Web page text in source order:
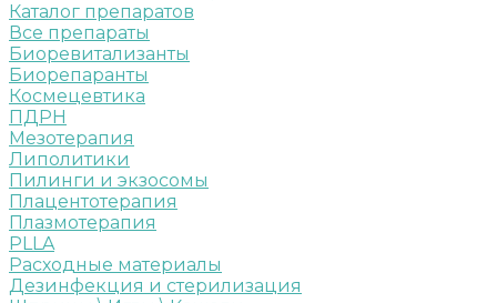
Каталог препаратов
Все препараты
Биоревитализанты
Биорепаранты
Космецевтика
ПДРН
Мезотерапия
Липолитики
Пилинги и экзосомы
Плацентотерапия
Плазмотерапия
PLLA
Расходные материалы
Дезинфекция и стерилизация